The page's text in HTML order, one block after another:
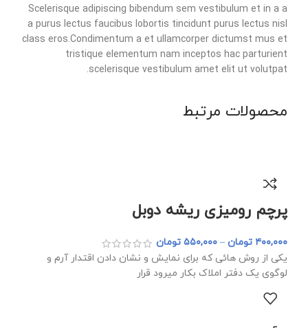
Scelerisque adipiscing bibendum sem vestibulum et in a a
a purus lectus faucibus lobortis tincidunt purus lectus nisl
class eros.Condimentum a et ullamcorper dictumst mus et
tristique elementum nam inceptos hac parturient
scelerisque vestibulum amet elit ut volutpat.
محصولات مرتبط
پرچم رومیزی ریشه دوبل
۴۰۰,۰۰۰ تومان – ۵۵۰,۰۰۰ تومان
یکی از روش هائی که برای نمایش و نشان دادن اقتدار آرم و
لوگوی یک دفتر املاک بکار میرود قرار